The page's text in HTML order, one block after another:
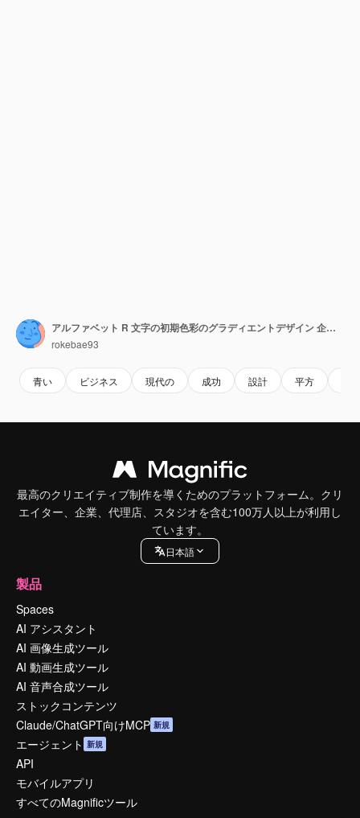
アルファベット R 文字の初期色彩のグラディエントデザイン 企業ブランド 会社の抽象ロゴ
rokebae93
青い ビジネス 現代の 成功 設計 平方
最高のクリエイティブ制作を導くためのプラットフォーム。クリ
エイター、企業、代理店、スタジオを含む100万人以上が利用し
ています。
日本語
製品
Spaces
AI アシスタント
AI 画像生成ツール
AI 動画生成ツール
AI 音声合成ツール
ストックコンテンツ
Claude/ChatGPT向けMCP 新規
エージェント 新規
API
モバイルアプリ
すべてのMagnificツール